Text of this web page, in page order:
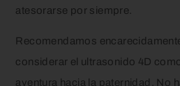
atesorarse por siempre.
Recomendamos
considerar el ultrasonido 4D
aventura hacia la paternidad. No